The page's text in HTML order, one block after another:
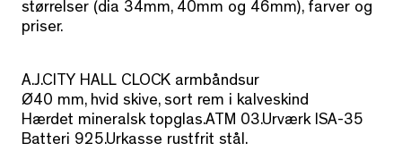
størrelser (dia 34mm, 40mm og 46mm), farver og
priser.
A.J.CITY HALL CLOCK armbåndsur
Ø40 mm, hvid skive, sort rem i kalveskind
Hærdet mineralsk topglas.ATM 03.Urværk ISA-35
Batteri 925.Urkasse rustfrit stål.